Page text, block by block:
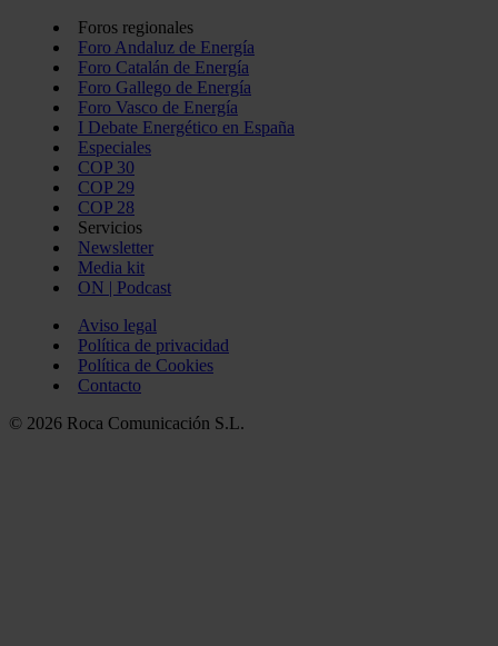
Foros regionales
Foro Andaluz de Energía
Foro Catalán de Energía
Foro Gallego de Energía
Foro Vasco de Energía
I Debate Energético en España
Especiales
COP 30
COP 29
COP 28
Servicios
Newsletter
Media kit
ON | Podcast
Aviso legal
Política de privacidad
Política de Cookies
Contacto
© 2026 Roca Comunicación S.L.